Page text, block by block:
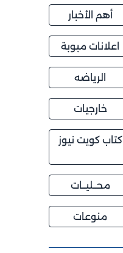
أهم الأخبار
اعلانات مبوبة
الرياضه
خارجيات
كتاب كويت نيوز
محــليــات
منوعات